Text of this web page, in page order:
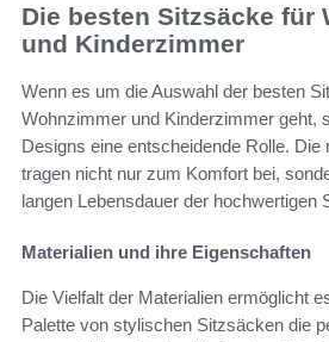
Die besten Sitzsäcke für
und Kinderzimmer
Wenn es um die Auswahl der besten
Wohnzimmer und Kinderzimmer geht,
Designs eine entscheidende Rolle. Die
tragen nicht nur zum Komfort bei,
langen Lebensdauer der hochwertigen
Materialien und ihre Eigenschaften
Die Vielfalt der Materialien ermöglicht
Palette von stylischen Sitzsäcken die